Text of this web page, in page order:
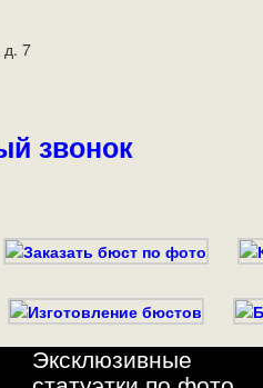
д. 7
звонок
Эксклюзивные